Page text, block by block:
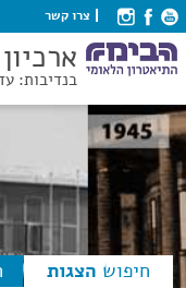
צרו קשר
ארכיון
בנדיבות:
חיפוש הצגות